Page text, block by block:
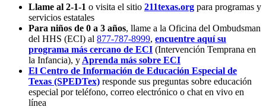
Llame al 2-1-1 o visita el sitio 211texas.org para programas y
servicios estatales
Para niños de 0 a 3 años, llame a la Oficina del Ombudsman
del HHS (ECI) al 877-787-8999, encuentre aquí su
programa más cercano de ECI (Intervención Temprana en
la Infancia), y Aprenda más sobre ECI
El Centro de Información de Educación Especial de
Texas (SPEDTex) responde sus preguntas sobre educación
especial por teléfono, correo electrónico o chat en vivo en
línea